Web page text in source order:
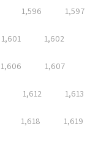
1,596 1,597
1,601 1,602
1,606 1,607
1,612 1,613
1,618 1,619